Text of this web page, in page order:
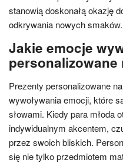
stanowią doskonałą okazję
odkrywania nowych smaków.
Jakie emocje
personalizowane
Prezenty personalizowane
wywoływania emocji, które
słowami. Kiedy para młoda
indywidualnym akcentem,
przez swoich bliskich.
się nie tylko przedmiotem